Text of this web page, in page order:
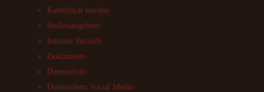
Katholisch werden
Stellenangebote
Interner Bereich
Dokumente
Datenschutz
Datenschutz Social Media